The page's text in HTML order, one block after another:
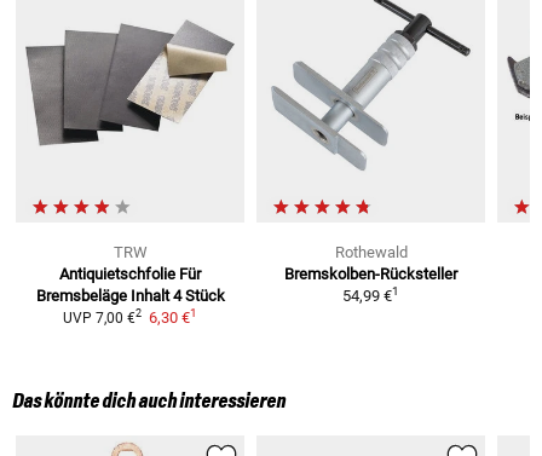
TRW
Antiquietschfolie Für
Bremsbeläge Inhalt 4 Stück
UVP 7,00 €2 6,30 €1
Rothewald
Bremskolben-Rücksteller
54,99 €1
Das könnte dich auch interessieren